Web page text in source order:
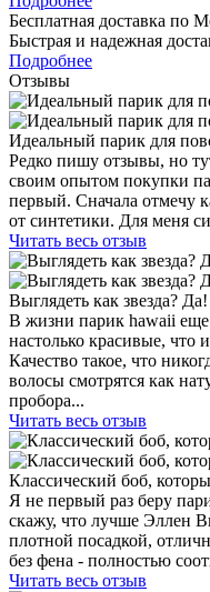
Бесплатная доставка по
Быстрая и надежная
Подробнее
Отзывы
Идеальный парик для
Редко пишу отзывы, но
своим опытом покупки
первый. Сначала отмечу
от синтетики. Для меня
Читать весь отзыв
Выглядеть как звезда? Да!
В жизни парик hawaii
настолько красивые, что
Качество такое, что
волосы смотрятся как
пробора...
Читать весь отзыв
Классический боб,
Я не первый раз беру
скажу, что лучше Эллен
плотной посадкой,
без фена - полностью
Читать весь отзыв